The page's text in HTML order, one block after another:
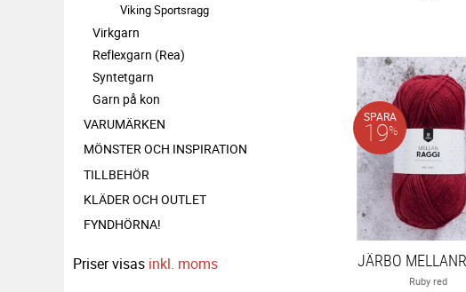
JÄRBO
Ruby red
SPARA
19%
Viking Sportsragg
Virkgarn
Reflexgarn (Rea)
Syntetgarn
Garn på kon
VARUMÄRKEN
MÖNSTER OCH INSPIRATION
TILLBEHÖR
KLÄDER OCH OUTLET
FYNDHÖRNA!
Priser visas inkl. moms